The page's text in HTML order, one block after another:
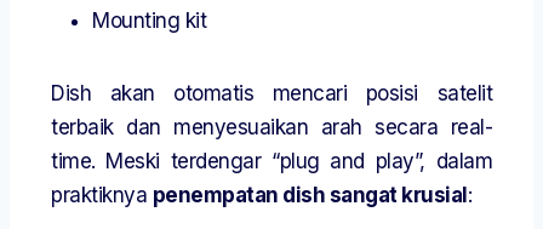
Mounting kit
Dish akan otomatis mencari posisi satelit
terbaik dan menyesuaikan arah secara real-
time. Meski terdengar “plug and play”, dalam
praktiknya penempatan dish sangat krusial: